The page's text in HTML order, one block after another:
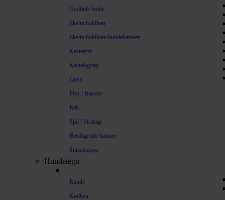
Godbids bolde
Ekstra holdbart
Ekstra holdbare hundebamser
Kastearm
Kastelegetøj
Latex
Plys / Bamser
Reb
Spil / Strategi
Beroligende bamser
Snusetæppe
Hundetegn
Runde
Kødben